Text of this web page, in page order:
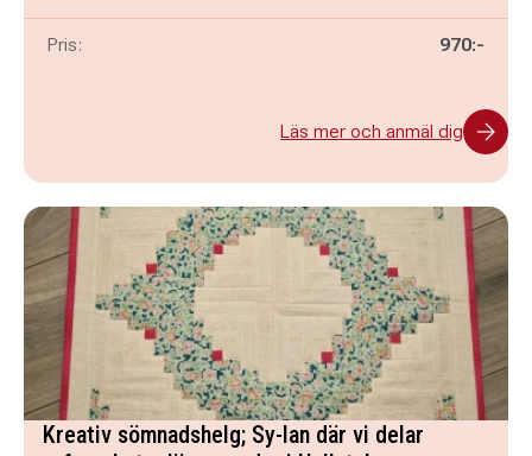
Pris: 970:-
Läs mer och anmäl dig
Kreativ sömnadshelg; Sy-lan där vi delar